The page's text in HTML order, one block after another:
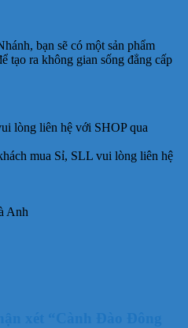
bạn sẽ có một sản phẩm
tạo ra không gian sống đẳng cấp
lòng liên hệ với SHOP qua
mua Sỉ, SLL vui lòng liên hệ
Anh